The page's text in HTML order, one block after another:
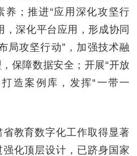
养；推进“应用深化攻坚行
，深化平台应用，形成协同
局攻坚行动”，加强技术融
保障数据安全；开展“开放
造案例库，发挥“一带一
教育数字化工作取得显著
化顶层设计，已跻身国家